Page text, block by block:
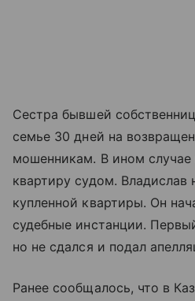
Сестра бывшей
семье 30 дней на
мошенникам. В ином случае
квартиру судом. Владислав
купленной квартиры. Он
судебные инстанции.
но не сдался и подал
Ранее сообщалось, что в